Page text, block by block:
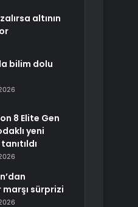
altının
bilim dolu
8 Elite Gen
yeni
sürprizi